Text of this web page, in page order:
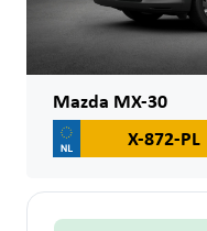
Mazda MX-30
X-872-PL